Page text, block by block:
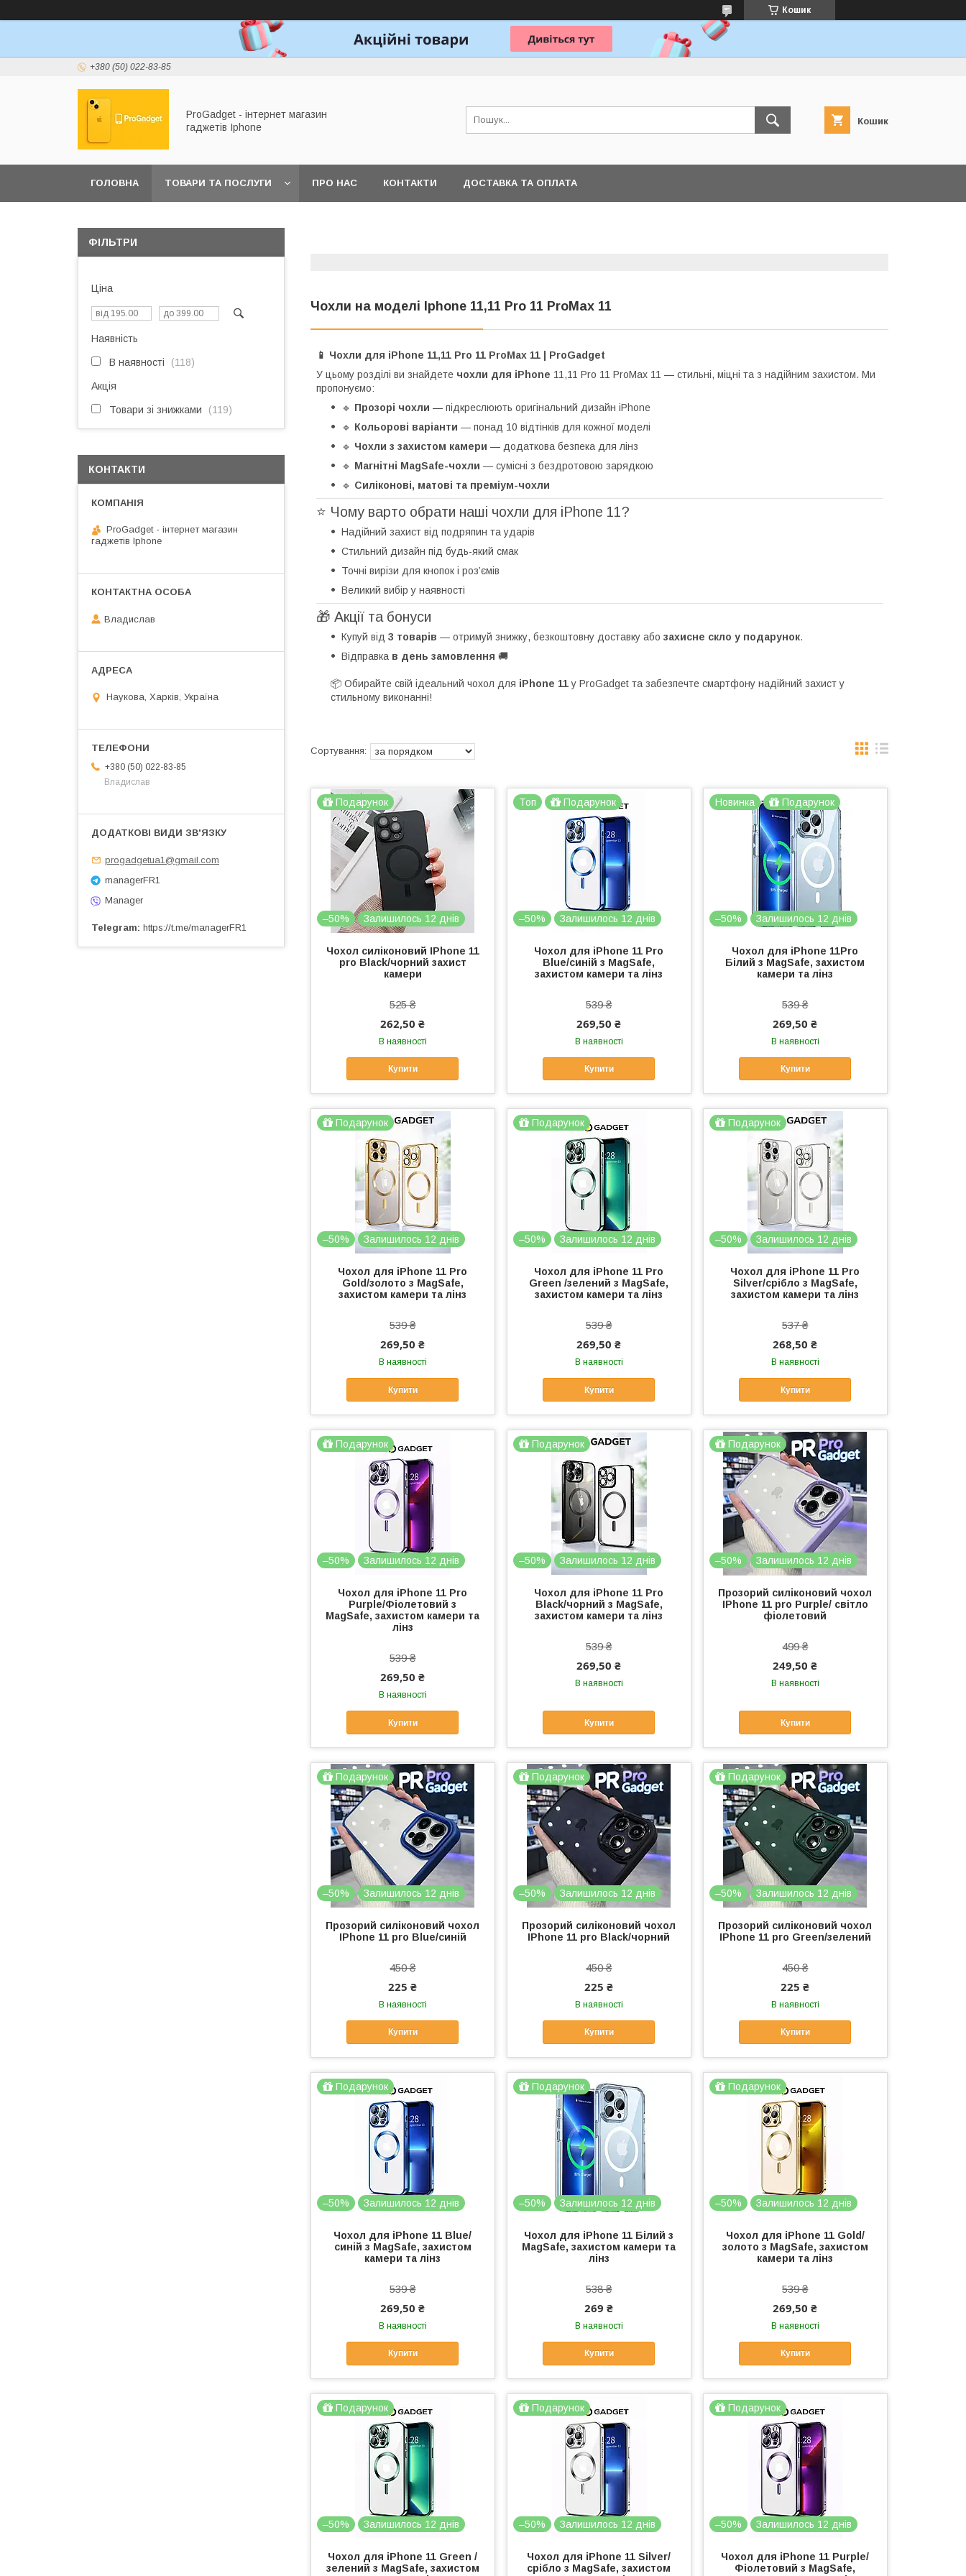
Кошик
+380 (50) 022-83-85
ProGadget - iнтернет магазин
гаджетів Iphone
Кошик
ГОЛОВНА ТОВАРИ ТА ПОСЛУГИ ПРО НАС КОНТАКТИ ДОСТАВКА ТА ОПЛАТА
Чохли на моделі Iphone 11,11 Pro 11 ProMax 11
📱 Чохли для iPhone 11,11 Pro 11 ProMax 11 | ProGadget
У цьому розділі ви знайдете чохли для iPhone 11,11 Pro 11 ProMax 11 — стильні, міцні та з надійним захистом. Ми
пропонуємо:
🔹 Прозорі чохли — підкреслюють оригінальний дизайн iPhone
🔹 Кольорові варіанти — понад 10 відтінків для кожної моделі
🔹 Чохли з захистом камери — додаткова безпека для лінз
🔹 Магнітні MagSafe-чохли — сумісні з бездротовою зарядкою
🔹 Силіконові, матові та преміум-чохли
⭐ Чому варто обрати наші чохли для iPhone 11?
Надійний захист від подряпин та ударів
Стильний дизайн під будь-який смак
Точні вирізи для кнопок і роз’ємів
Великий вибір у наявності
🎁 Акції та бонуси
Купуй від 3 товарів — отримуй знижку, безкоштовну доставку або захисне скло у подарунок.
Відправка в день замовлення 🚚
📦 Обирайте свій ідеальний чохол для iPhone 11у ProGadget та забезпечте смартфону надійний захист у
стильному виконанні!
Подарунок
–50% Залишилось 12 днів
Чохол силіконовий IPhone 11
pro Black/чорний захист
камери
525 ₴
262,50 ₴
В наявності
Купити
Топ Подарунок
–50% Залишилось 12 днів
Чохол для iPhone 11 Pro
Blue/синій з MagSafe,
захистом камери та лінз
539 ₴
269,50 ₴
В наявності
Купити
Новинка Подарунок
–50% Залишилось 12 днів
Чохол для iPhone 11Pro
Білий з MagSafe, захистом
камери та лінз
539 ₴
269,50 ₴
В наявності
Купити
Подарунок
–50% Залишилось 12 днів
Чохол для iPhone 11 Pro
Gold/золото з MagSafe,
захистом камери та лінз
539 ₴
269,50 ₴
В наявності
Купити
Подарунок
–50% Залишилось 12 днів
Чохол для iPhone 11 Pro
Green /зелений з MagSafe,
захистом камери та лінз
539 ₴
269,50 ₴
В наявності
Купити
Подарунок
–50% Залишилось 12 днів
Чохол для iPhone 11 Pro
Silver/срібло з MagSafe,
захистом камери та лінз
537 ₴
268,50 ₴
В наявності
Купити
Подарунок
–50% Залишилось 12 днів
Чохол для iPhone 11 Pro
Purple/Фіолетовий з
MagSafe, захистом камери та
лінз
539 ₴
269,50 ₴
В наявності
Купити
Подарунок
–50% Залишилось 12 днів
Чохол для iPhone 11 Pro
Black/чорний з MagSafe,
захистом камери та лінз
539 ₴
269,50 ₴
В наявності
Купити
Подарунок
–50% Залишилось 12 днів
Прозорий силіконовий чохол
IPhone 11 pro Purple/ світло
фіолетовий
499 ₴
249,50 ₴
В наявності
Купити
Подарунок
–50% Залишилось 12 днів
Прозорий силіконовий чохол
IPhone 11 pro Blue/синій
450 ₴
225 ₴
В наявності
Купити
Подарунок
–50% Залишилось 12 днів
Прозорий силіконовий чохол
IPhone 11 pro Black/чорний
450 ₴
225 ₴
В наявності
Купити
Подарунок
–50% Залишилось 12 днів
Прозорий силіконовий чохол
IPhone 11 pro Green/зелений
450 ₴
225 ₴
В наявності
Купити
Подарунок
–50% Залишилось 12 днів
Чохол для iPhone 11 Blue/
синій з MagSafe, захистом
камери та лінз
539 ₴
269,50 ₴
В наявності
Купити
Подарунок
–50% Залишилось 12 днів
Чохол для iPhone 11 Білий з
MagSafe, захистом камери та
лінз
538 ₴
269 ₴
В наявності
Купити
Подарунок
–50% Залишилось 12 днів
Чохол для iPhone 11 Gold/
золото з MagSafe, захистом
камери та лінз
539 ₴
269,50 ₴
В наявності
Купити
Подарунок
–50% Залишилось 12 днів
Чохол для iPhone 11 Green /
зелений з MagSafe, захистом
Подарунок
–50% Залишилось 12 днів
Чохол для iPhone 11 Silver/
срібло з MagSafe, захистом
Подарунок
–50% Залишилось 12 днів
Чохол для iPhone 11 Purple/
Фіолетовий з MagSafe,
ФІЛЬТРИ
Ціна
Наявність
В наявності 118
Акція
Товари зі знижками 119
КОНТАКТИ
ProGadget - iнтернет магазин
гаджетів Iphone
Владислав
Наукова, Харків, Україна
+380 (50) 022-83-85
Владислав
progadgetua1@gmail.com
managerFR1
Manager
Telegram https://t.me/managerFR1